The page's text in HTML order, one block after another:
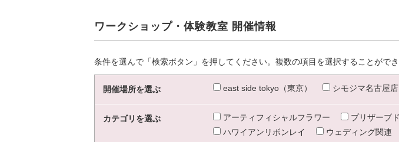
ワークショップ・体験教室 開催情報
条件を選んで「検索ボタン」を押してください。複数の項目を選択することができ
開催場所を選ぶ east side tokyo（東京） シモジマ名古屋店
カテゴリを選ぶ アーティフィシャルフラワー プリザーブ
ハワイアンリボンレイ
ウェディング関連